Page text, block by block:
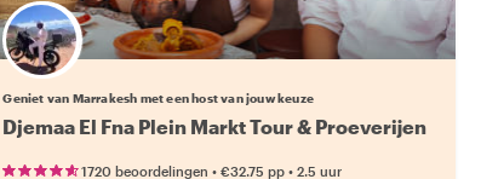
Kies jouw favoriete local
Geniet van Marrakesh met een host van jouw keuze
Djemaa El Fna Plein Markt Tour & Proeverijen
1720 beoordelingen •€32.75 pp •2.5 uur